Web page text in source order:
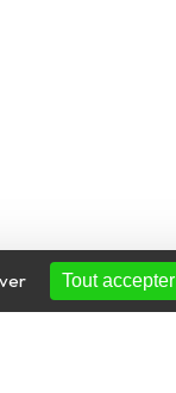
Tout accepter